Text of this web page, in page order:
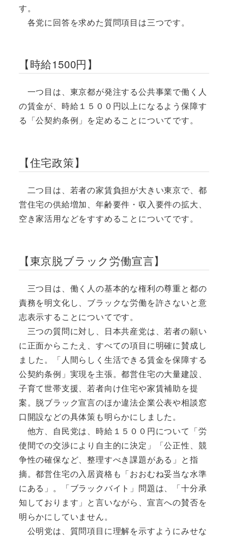
す。
各党に回答を求めた質問項目は三つです。
【時給1500円】
一つ目は、東京都が発注する公共事業で働く人
の賃金が、時給１５００円以上になるよう保障す
る「公契約条例」を定めることについてです。
【住宅政策】
二つ目は、若者の家賃負担が大きい東京で、都
営住宅の供給増加、年齢要件・収入要件の拡大、
空き家活用などをすすめることについてです。
【東京脱ブラック労働宣言】
三つ目は、働く人の基本的な権利の尊重と都の
責務を明文化し、ブラックな労働を許さないと意
志表示することについてです。
三つの質問に対し、日本共産党は、若者の願い
に正面からこたえ、すべての項目に明確に賛成し
ました。「人間らしく生活できる賃金を保障する
公契約条例」実現を主張。都営住宅の大量建設、
子育て世帯支援、若者向け住宅や家賃補助を提
案。脱ブラック宣言のほか違法企業公表や相談窓
口開設などの具体策も明らかにしました。
他方、自民党は、時給１５００円について「労
使間での交渉により自主的に決定」「公正性、競
争性の確保など、整理すべき課題がある」と指
摘。都営住宅の入居資格も「おおむね妥当な水準
にある」。「ブラックバイト」問題は、「十分承
知しております」と言いながら、宣言への賛否を
明らかにしていません。
公明党は、質問項目に理解を示すようにみせな